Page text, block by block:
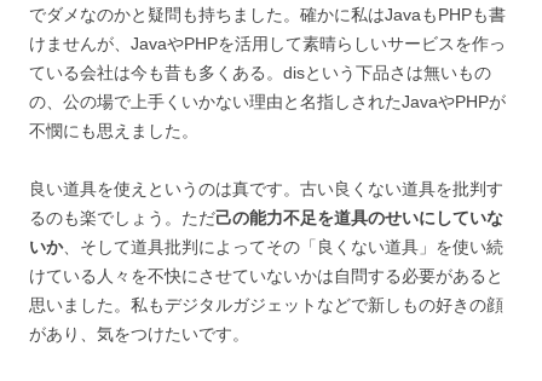
でダメなのかと疑問も持ちました。確かに私はJavaもPHPも書
けませんが、JavaやPHPを活用して素晴らしいサービスを作っ
ている会社は今も昔も多くある。disという下品さは無いもの
の、公の場で上手くいかない理由と名指しされたJavaやPHPが
不憫にも思えました。
良い道具を使えというのは真です。古い良くない道具を批判す
るのも楽でしょう。ただ己の能力不足を道具のせいにしていな
いか、そして道具批判によってその「良くない道具」を使い続
けている人々を不快にさせていないかは自問する必要があると
思いました。私もデジタルガジェットなどで新しもの好きの顔
があり、気をつけたいです。